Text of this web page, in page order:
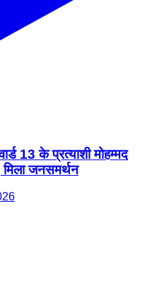
13 के प्रत्याशी मोहम्मद
जनसमर्थन